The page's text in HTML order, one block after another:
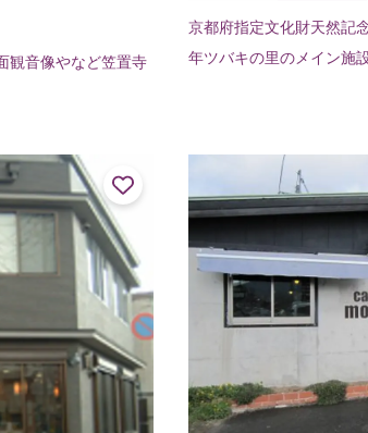
観音像やなど笠置寺
京都府指定文化財天然記
年ツバキの里のメイン施